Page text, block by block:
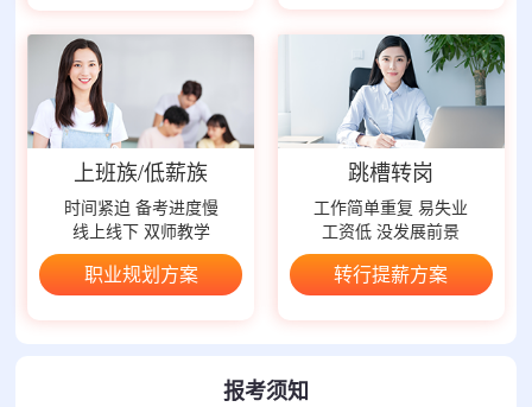
上班族/低薪族
时间紧迫 备考进度慢
线上线下 双师教学
职业规划方案
跳槽转岗
工作简单重复 易失业
工资低 没发展前景
转行提薪方案
报考须知